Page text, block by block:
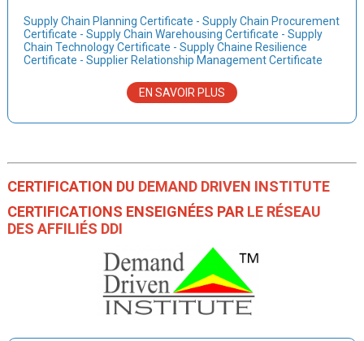
Supply Chain Planning Certificate - Supply Chain Procurement
Certificate - Supply Chain Warehousing Certificate - Supply
Chain Technology Certificate - Supply Chaine Resilience
Certificate - Supplier Relationship Management Certificate
EN SAVOIR PLUS
CERTIFICATION DU DEMAND DRIVEN INSTITUTE
CERTIFICATIONS ENSEIGNÉES PAR LE RÉSEAU
DES AFFILIÉS DDI